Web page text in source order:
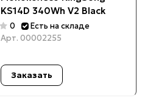
KS14D 340Wh V2 Black
0
Есть на складе
Арт. 00002255
Заказать